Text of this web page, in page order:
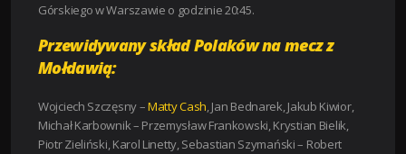
Górskiego w Warszawie o godzinie 20:45.
Przewidywany skład Polaków na mecz z
Mołdawią:
Wojciech Szczęsny –Matty Cash, Jan Bednarek, Jakub Kiwior,
Michał Karbownik – Przemysław Frankowski, Krystian Bielik,
Piotr Zieliński, Karol Linetty, Sebastian Szymański – Robert